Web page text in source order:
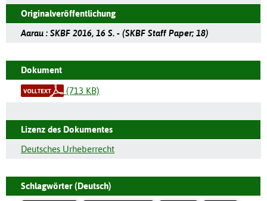
Originalveröffentlichung
Aarau : SKBF 2016, 16 S. - (SKBF Staff Paper; 18)
Dokument
(713 KB)
Lizenz des Dokumentes
Deutsches Urheberrecht
Schlagwörter (Deutsch)